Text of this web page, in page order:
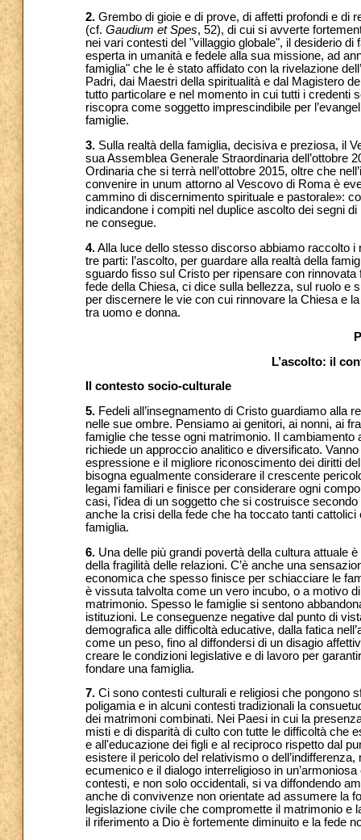
2. Grembo di gioie e di prove, di affetti profondi e di
(cf. Gaudium et Spes, 52), di cui si avverte
nei vari contesti del "villaggio globale", il desiderio
esperta in umanità e fedele alla sua missione, ad
famiglia" che le è stato affidato con la rivelazione
Padri, dai Maestri della spiritualità e dal Magistero
tutto particolare e nel momento in cui tutti i credenti
riscopra come soggetto imprescindibile per
famiglie.
3. Sulla realtà della famiglia, decisiva e preziosa, il
sua Assemblea Generale Straordinaria dell’ottobre
Ordinaria che si terrà nell’ottobre 2015, oltre che
convenire in unum attorno al Vescovo di Roma è
cammino di discernimento spirituale e pastorale»:
indicandone i compiti nel duplice ascolto dei segni
ne consegue.
4.Alla luce dello stesso discorso abbiamo raccolto i
tre parti: l’ascolto, per guardare alla realtà della
sguardo fisso sul Cristo per ripensare con
fede della Chiesa, ci dice sulla bellezza, sul ruolo e
per discernere le vie con cui rinnovare la Chiesa e
tra uomo e donna.
L’ascolto: il
Il contesto socio-culturale
5. Fedeli all’insegnamento di Cristo guardiamo alla
nelle sue ombre. Pensiamo ai genitori, ai nonni, ai
famiglie che tesse ogni matrimonio. Il cambiamento
richiede un approccio analitico e diversificato.
espressione e il migliore riconoscimento dei diritti
bisogna egualmente considerare il crescente
legami familiari e finisce per considerare ogni
casi, l'idea di un soggetto che si costruisce
anche la crisi della fede che ha toccato tanti
famiglia.
6. Una delle più grandi povertà della cultura attuale
della fragilità delle relazioni. C’è anche una
economica che spesso finisce per schiacciare le
è vissuta talvolta come un vero incubo, o a motivo
matrimonio. Spesso le famiglie si sentono
istituzioni. Le conseguenze negative dal punto di
demografica alle difficoltà educative, dalla fatica
come un peso, fino al diffondersi di un disagio
creare le condizioni legislative e di lavoro per
fondare una famiglia.
7. Ci sono contesti culturali e religiosi che pongono
poligamia e in alcuni contesti tradizionali la
dei matrimoni combinati. Nei Paesi in cui la
misti e di disparità di culto con tutte le difficoltà che
e all'educazione dei figli e al reciproco rispetto dal
esistere il pericolo del relativismo o
ecumenico e il dialogo interreligioso in
contesti, e non solo occidentali, si va diffondendo
anche di convivenze non orientate ad assumere la
legislazione civile che compromette il matrimonio e
il riferimento a Dio è fortemente diminuito e la fede